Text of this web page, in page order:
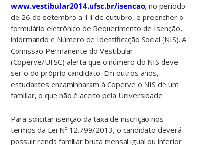
www.vestibular2014.ufsc.br/isencao, no período
de 26 de setembro a 14 de outubro, e preencher o
formulário eletrônico de Requerimento de Isenção,
informando o Número de Identificação Social (NIS). A
Comissão Permanente do Vestibular
(Coperve/UFSC) alerta que o número do NIS deve
ser o do próprio candidato. Em outros anos,
estudantes encaminharam à Coperve o NIS de um
familiar, o que não é aceito pela Universidade.
Para solicitar isenção da taxa de inscrição nos
termos da Lei Nº 12.799/2013, o candidato deverá
possuir renda familiar bruta mensal igual ou inferior